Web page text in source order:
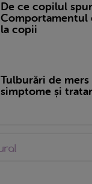
De ce copilul
Comportamentul
la copii
Tulburări de
simptome și